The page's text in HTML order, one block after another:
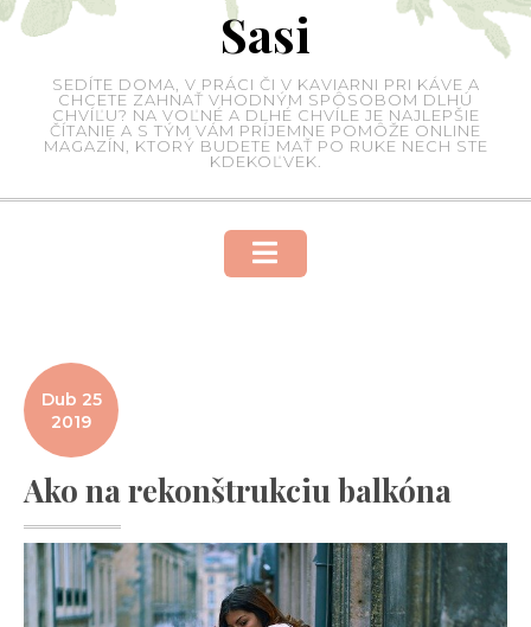
Skip
Sasi
SEDÍTE DOMA, V PRÁCI ČI V KAVIARNI PRI KÁVE A
CHCETE ZAHNAŤ VHODNÝM SPÔSOBOM DLHÚ
CHVÍĽU? NA VOĽNÉ A DLHÉ CHVÍLE JE NAJLEPŠIE
ČÍTANIE A S TÝM VÁM PRÍJEMNE POMÔŽE ONLINE
MAGAZÍN, KTORÝ BUDETE MAŤ PO RUKE NECH STE
KDEKOĽVEK.
Dub 25
2019
Ako na rekonštrukciu balkóna